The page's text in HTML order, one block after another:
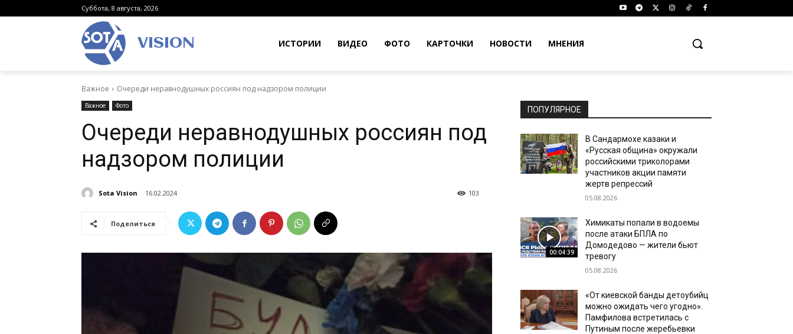
Суббота, 8 августа, 2026
VISION ИСТОРИИ ВИДЕО ФОТО КАРТОЧКИ НОВОСТИ МНЕНИЯ
Важное Очереди неравнодушных россиян под надзором полиции
Важное Фото
Очереди неравнодушных россиян под
надзором полиции
Sota Vision 16.02.2024 103
Поделиться
ПОПУЛЯРНОЕ
В Сандармохе казаки и
«Русская община» окружали
российскими триколорами
участников акции памяти
жертв репрессий
05.08.2026
00:04:39
Химикаты попали в водоемы
после атаки БПЛА по
Домодедово — жители бьют
тревогу
05.08.2026
«От киевской банды детоубийц
можно ожидать чего угодно».
Памфилова встретилась с
Путиным после жеребьевки